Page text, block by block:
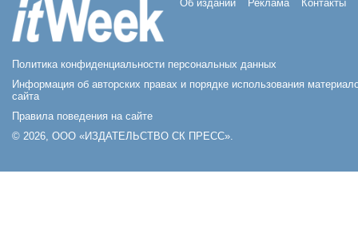
Об издании Реклама Контакты
Политика конфиденциальности персональных данных
Информация об авторских правах и порядке использования
сайта
Правила поведения на сайте
© 2026, ООО «ИЗДАТЕЛЬСТВО СК ПРЕСС».